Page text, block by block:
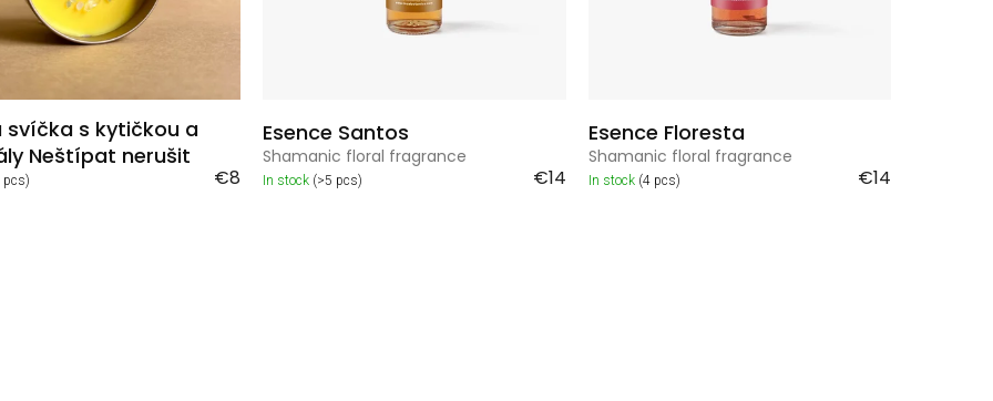
svíčka s kytičkou a
Neštípat nerušit
pcs) €8
Esence Santos
Shamanic floral fragrance
In stock (>5 pcs) €14
Esence Floresta
Shamanic floral fragrance
In stock (4 pcs) €14